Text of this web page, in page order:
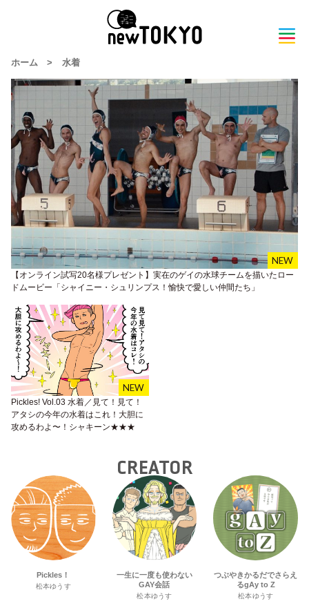
ホーム > 水着
【オンライン試写20名様プレゼント】実在のゲイの水球チームを描いたロー
ドムービー「シャイニー・シュリンプス！愉快で愛しい仲間たち」
Pickles! Vol.03 水着／見て！見て！
アタシの今年の水着はこれ！大胆に
攻めるわよ〜！シャキーン★★★
CREATOR
Pickles！
松本ゆうす
一生に一度も使わない
GAY会話
松本ゆうす
つぶやきかるだでさらえ
るgAy to Z
松本ゆうす